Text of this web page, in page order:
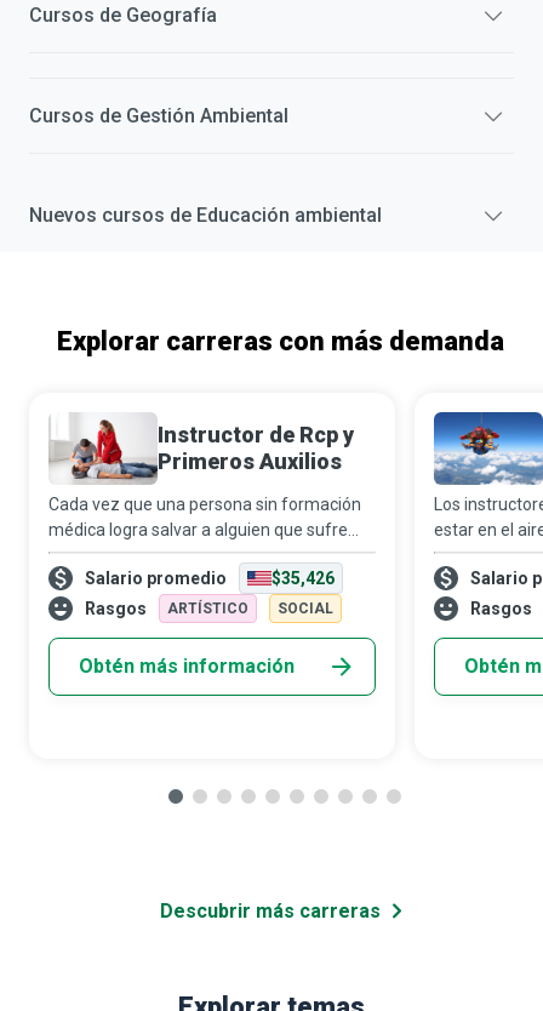
Cursos de Geografía
Cursos de Gestión Ambiental
Nuevos cursos de Educación ambiental
Explorar carreras con más demanda
Instructor de Rcp y
Primeros Auxilios
Cada vez que una persona sin formación
médica logra salvar a alguien que sufre
una emergencia respiratoria o cardíaca, el
mérito corresponde, ante todo, al
instructor de RCP (reanimación
Salario promedio
$35,426
Rasgos
ARTÍSTICO SOCIAL
Obtén más información
Los
estar en el
que les
acompañan
primera vez
Salario
Rasgos
Obtén
Descubrir más carreras